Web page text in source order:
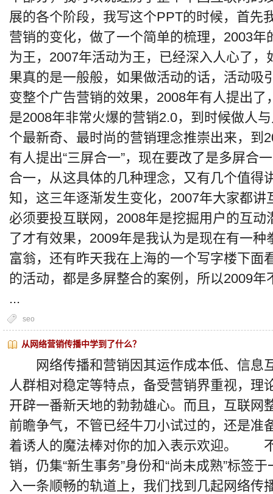
展的各个阶段，我写这个PPT的时候，首先
营销的变化，做了一个简单的梳理，2003
为王，2007年活动为王，已经深入人心了
果真的是一般般，如果做活动的话，活动吸
变整个广告营销的效果，2008年有人提出了
是2008年非常火爆的营销2.0，到时候做人
个最新奇、最时尚的营销理念推崇出来，到
有人提出“三屏合一”，现在要改了是多屏合
合一，从这具体的几种理念，又有几个值得
知，这三年逐渐发生变化，2007年大家都
必须要投互联网，2008年是挖掘用户的互
了才有效果，2009年是我认为是现在有一
富翁，还有昨天我在上海的一个写字楼下面
的活动，都是多屏整合的案例，所以2009年
...
seo
从网络营销传播中学到了什么？
网络传播和营销因其运作成本低、信息
人群相对稳定等特点，备受营销界重视，理
开辟一番新天地的勃勃雄心。而且，互联网
前瞻争气，不管已经牛刀小试过的，还是准
着诱人的魔法棒对你的加入表示欢迎。
销，仍集“新生事务”身份和“尚未成熟”标签
入一条顺畅的轨道上，我们找到几起网络传